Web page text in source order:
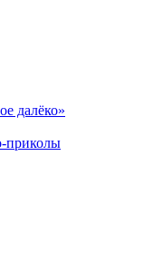
далёко»
приколы